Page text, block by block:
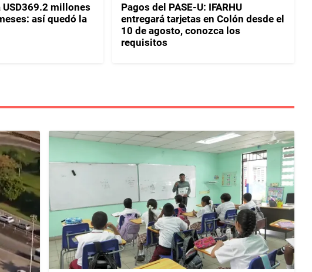
USD369.2 millones
así quedó la
Pagos del PASE-U: IFARHU
entregará tarjetas en Colón desde el
10 de agosto, conozca los
requisitos